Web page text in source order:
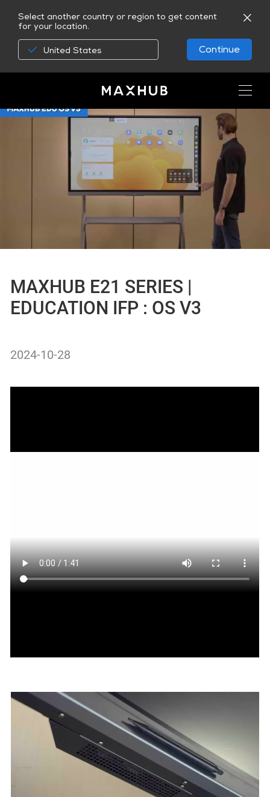
Select another country or region to get content
for your location.
United States Continue
MAXHUB E21 SERIES |
EDUCATION IFP : OS V3
2024-10-28